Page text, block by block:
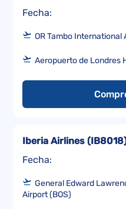
Fecha:
OR Tambo International
Aeropuerto de Londres
Fecha:
Iberia Airlines (IB8018
General Edward
Airport (BOS)